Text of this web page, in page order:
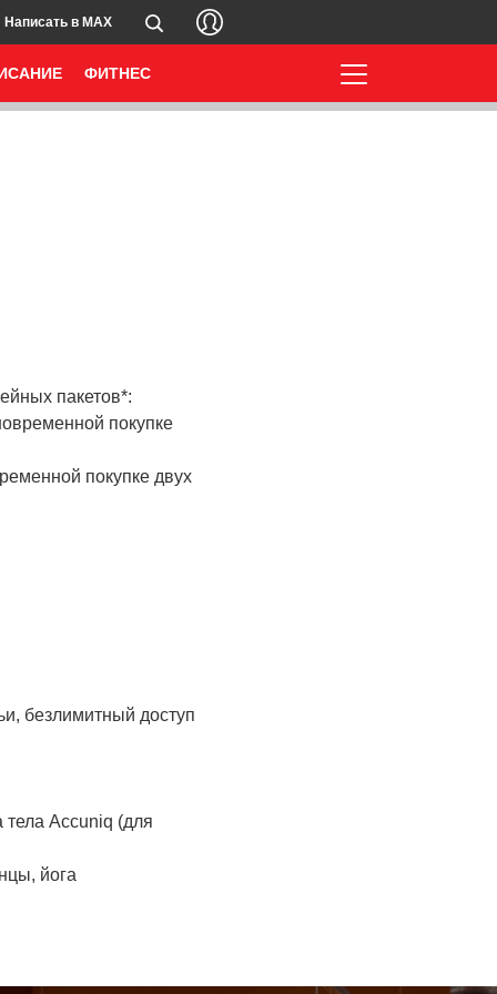
Написать в MAX
ФИТНЕС
пакетов*:
покупке
покупке двух
безлимитный доступ
тела Accuniq (для
йога